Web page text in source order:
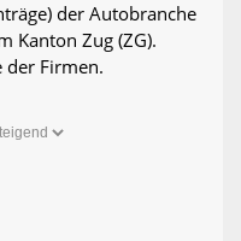
der Autobranche
Kanton Zug (ZG).
der Firmen.